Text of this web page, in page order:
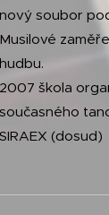
nový soubor
Musilové
hudbu.
2007 škola
současného
SIRAEX (dosud)